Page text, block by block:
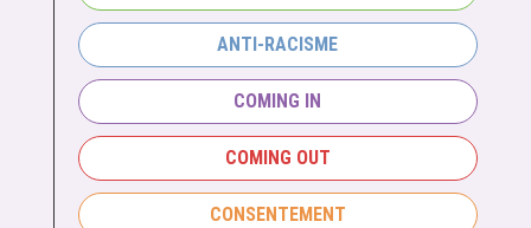
ANTI-RACISME
COMING IN
COMING OUT
CONSENTEMENT